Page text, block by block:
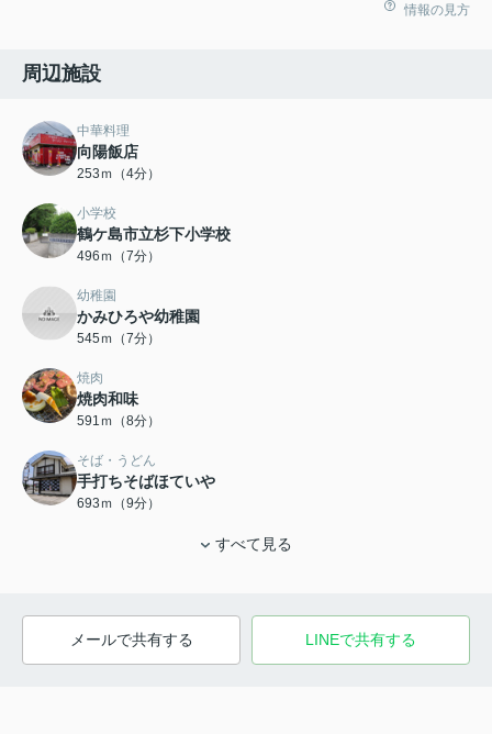
情報の見方
周辺施設
中華料理
向陽飯店
253ｍ（4分）
小学校
鶴ケ島市立杉下小学校
496ｍ（7分）
幼稚園
かみひろや幼稚園
545ｍ（7分）
焼肉
焼肉和味
591ｍ（8分）
そば・うどん
手打ちそばほていや
693ｍ（9分）
すべて見る
メールで共有する LINEで共有する